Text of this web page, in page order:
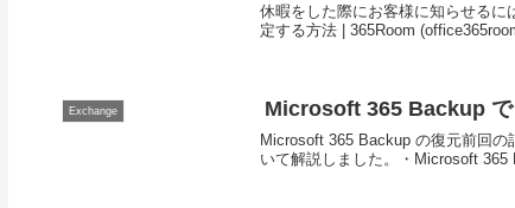
休暇をした際にお客様に知らせる
定する方法 | 365Room
Exchange Microsoft 365 Backup
Microsoft 365 Backup の復元前回
いて解説しました。・Microsoft